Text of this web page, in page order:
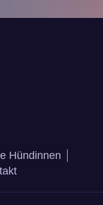
Hündinnen